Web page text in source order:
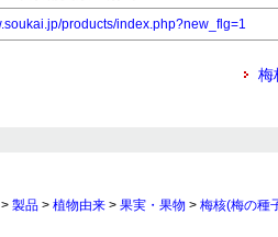
products/index.php?new_flg=1
梅
> 製品 > 植物由来 > 果実・果物 > 梅核(梅の種